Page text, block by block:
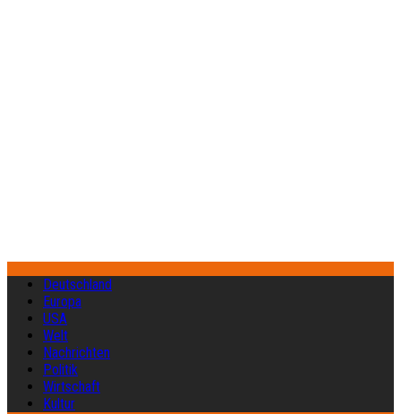
Deutschland
Europa
USA
Welt
Nachrichten
Politik
Wirtschaft
Kultur